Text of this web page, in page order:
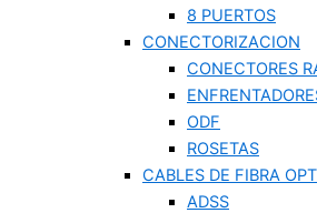
8 PUERTOS
CONECTORIZACION
CONECTORES
ODF
ROSETAS
CABLES DE FIBRA
ADSS